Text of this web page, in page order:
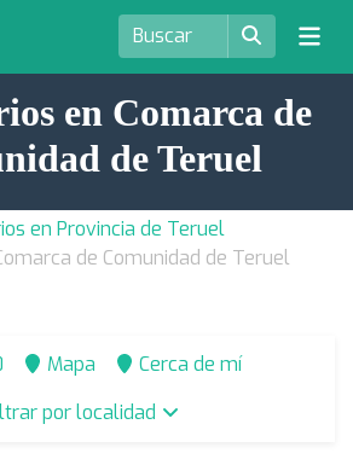
en Comarca de
de Teruel
en Provincia de Teruel
de Comunidad de Teruel
Mapa
Cerca de mí
por localidad